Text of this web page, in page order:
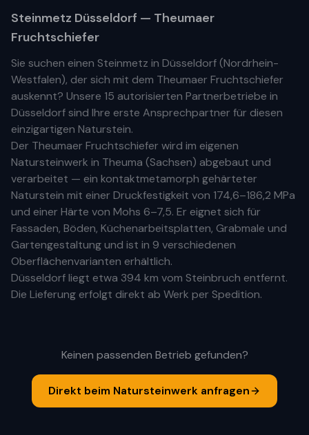
Steinmetz Düsseldorf — Theumaer
Fruchtschiefer
Sie suchen einen Steinmetz in Düsseldorf(Nordrhein-
Westfalen), der sich mit dem Theumaer Fruchtschiefer
auskennt? Unsere 15 autorisierten Partnerbetriebe in
Düsseldorfsind Ihre erste Ansprechpartner für diesen
einzigartigen Naturstein.
Der Theumaer Fruchtschiefer wird im eigenen
Natursteinwerk in Theuma (Sachsen) abgebaut und
verarbeitet — ein kontaktmetamorph gehärteter
Naturstein mit einer Druckfestigkeit von 174,6–186,2 MPa
und einer Härte von Mohs 6–7,5. Er eignet sich für
Fassaden, Böden, Küchenarbeitsplatten, Grabmale und
Gartengestaltung und ist in 9 verschiedenen
Oberflächenvarianten erhältlich.
Düsseldorfliegt etwa 394 km vom Steinbruch entfernt.
Die Lieferung erfolgt direkt ab Werk per Spedition.
Keinen passenden Betrieb gefunden?
Direkt beim Natursteinwerk anfragen